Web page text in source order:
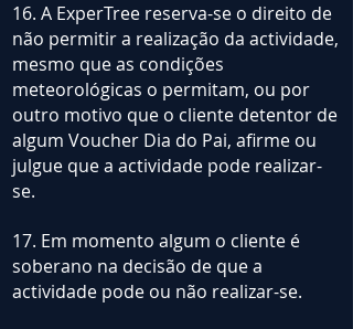
16. A ExperTree reserva-se o direito de
não permitir a realização da actividade,
mesmo que as condições
meteorológicas o permitam, ou por
outro motivo que o cliente detentor de
algum Voucher Dia do Pai, afirme ou
julgue que a actividade pode realizar-
se.
17. Em momento algum o cliente é
soberano na decisão de que a
actividade pode ou não realizar-se.